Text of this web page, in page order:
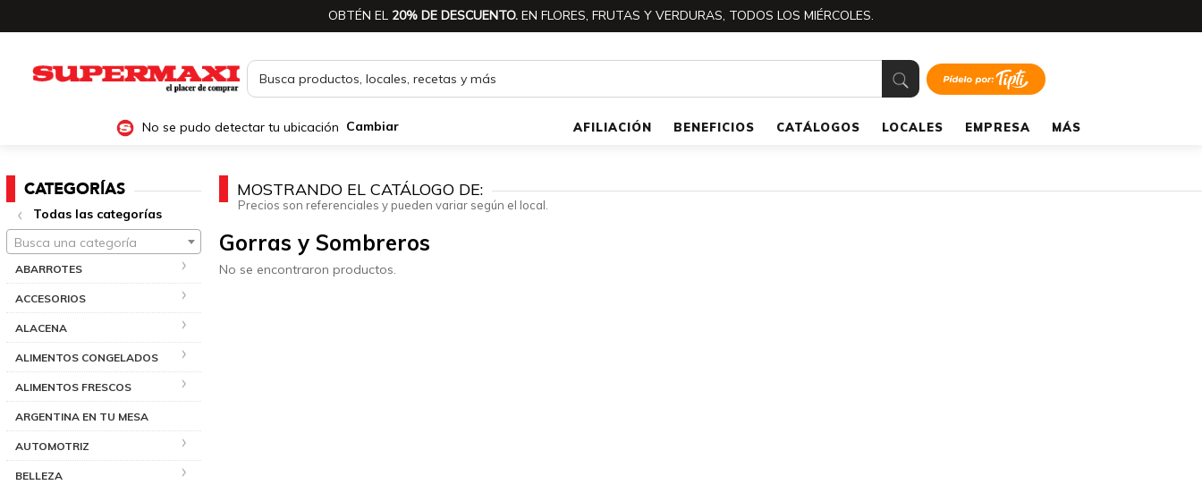
OBTÉN EL 20% DE DESCUENTO. EN FLORES, FRUTAS Y VERDURAS, TODOS LOS MIÉRCOLES.
No se pudo detectar tu ubicación Cambiar AFILIACIÓN BENEFICIOS CATÁLOGOS LOCALES EMPRESA MÁS
CATEGORÍAS
Todas las categorías
Busca una categoría
ABARROTES
ACCESORIOS
ALACENA
ALIMENTOS CONGELADOS
ALIMENTOS FRESCOS
ARGENTINA EN TU MESA
AUTOMOTRIZ
BELLEZA
MOSTRANDO EL CATÁLOGO DE:
Precios son referenciales y pueden variar según el local.
Gorras y Sombreros
No se encontraron productos.